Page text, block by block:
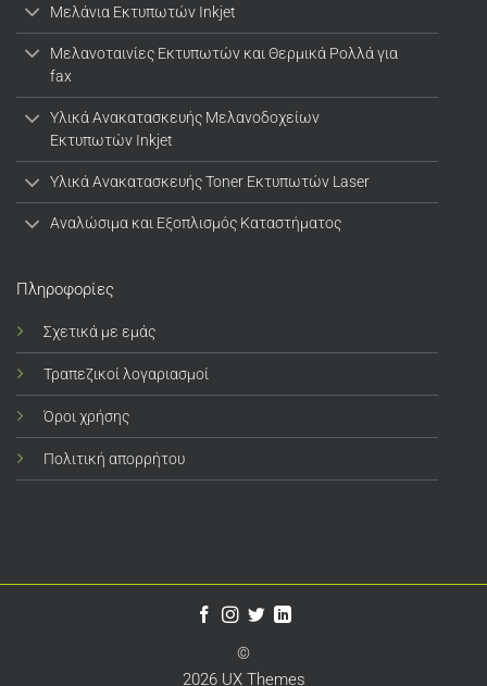
Μελάνια Εκτυπωτών Inkjet
Μελανοταινίες Εκτυπωτών και Θερμικά Ρολλά για
fax
Υλικά Ανακατασκευής Μελανοδοχείων
Εκτυπωτών Inkjet
Υλικά Ανακατασκευής Toner Εκτυπωτών Laser
Αναλώσιμα και Εξοπλισμός Καταστήματος
Πληροφορίες
Σχετικά με εμάς
Τραπεζικοί λογαριασμοί
Όροι χρήσης
Πολιτική απορρήτου
©
2026 UX Themes